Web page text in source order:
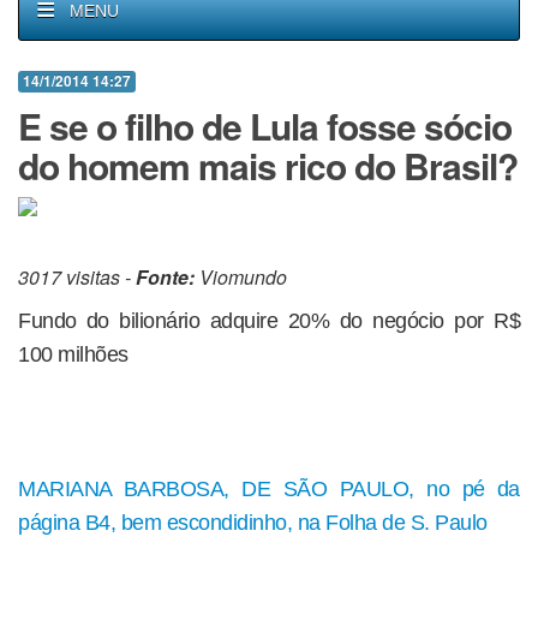
MENU
14/1/2014 14:27
E se o filho de Lula fosse sócio
do homem mais rico do Brasil?
3017 visitas -Fonte: Viomundo
Fundo do bilionário adquire 20% do negócio por R$
100 milhões
MARIANA BARBOSA, DE SÃO PAULO, no pé da
página B4, bem escondidinho, na Folha de S. Paulo